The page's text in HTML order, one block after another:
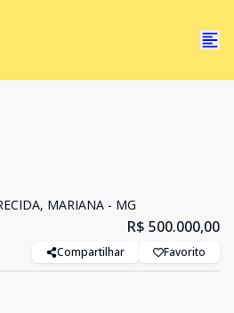
MARIANA - MG
R$ 500.000,00
Compartilhar Favorito